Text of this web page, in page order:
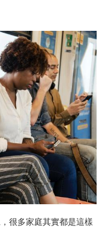
很多家庭其實都是這樣